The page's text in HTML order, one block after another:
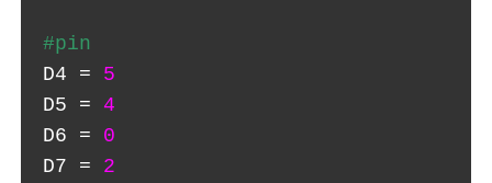
#pin
D4 =
5
D5 =
4
D6 =
0
D7 =
2